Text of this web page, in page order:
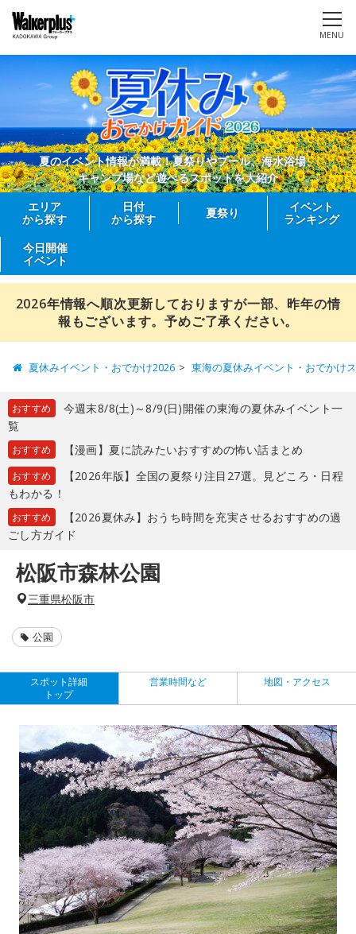
MENU
夏のイベント情報が満載！夏祭りやプール、海水浴場、
キャンプ場など遊べるスポットを大紹介
エリア
から探す
日付
から探す
夏祭り
イベント
ランキング
今日開催
イベント
2026年情報へ順次更新しておりますが一部、昨年の情
報もございます。予めご了承ください。
夏休みイベント・おでかけ2026 東海の夏休みイベント・おでかけ
おすすめ
今週末8/8(土)～8/9(日)開催の東海の夏休みイベント一
覧
おすすめ 【漫画】夏に読みたいおすすめの怖い話まとめ
おすすめ
【2026年版】全国の夏祭り注目27選。見どころ・日程
もわかる！
おすすめ
【2026夏休み】おうち時間を充実させるおすすめの過
ごし方ガイド
松阪市森林公園
三重県松阪市
公園
スポット詳細
トップ
営業時間など 地図・アクセス